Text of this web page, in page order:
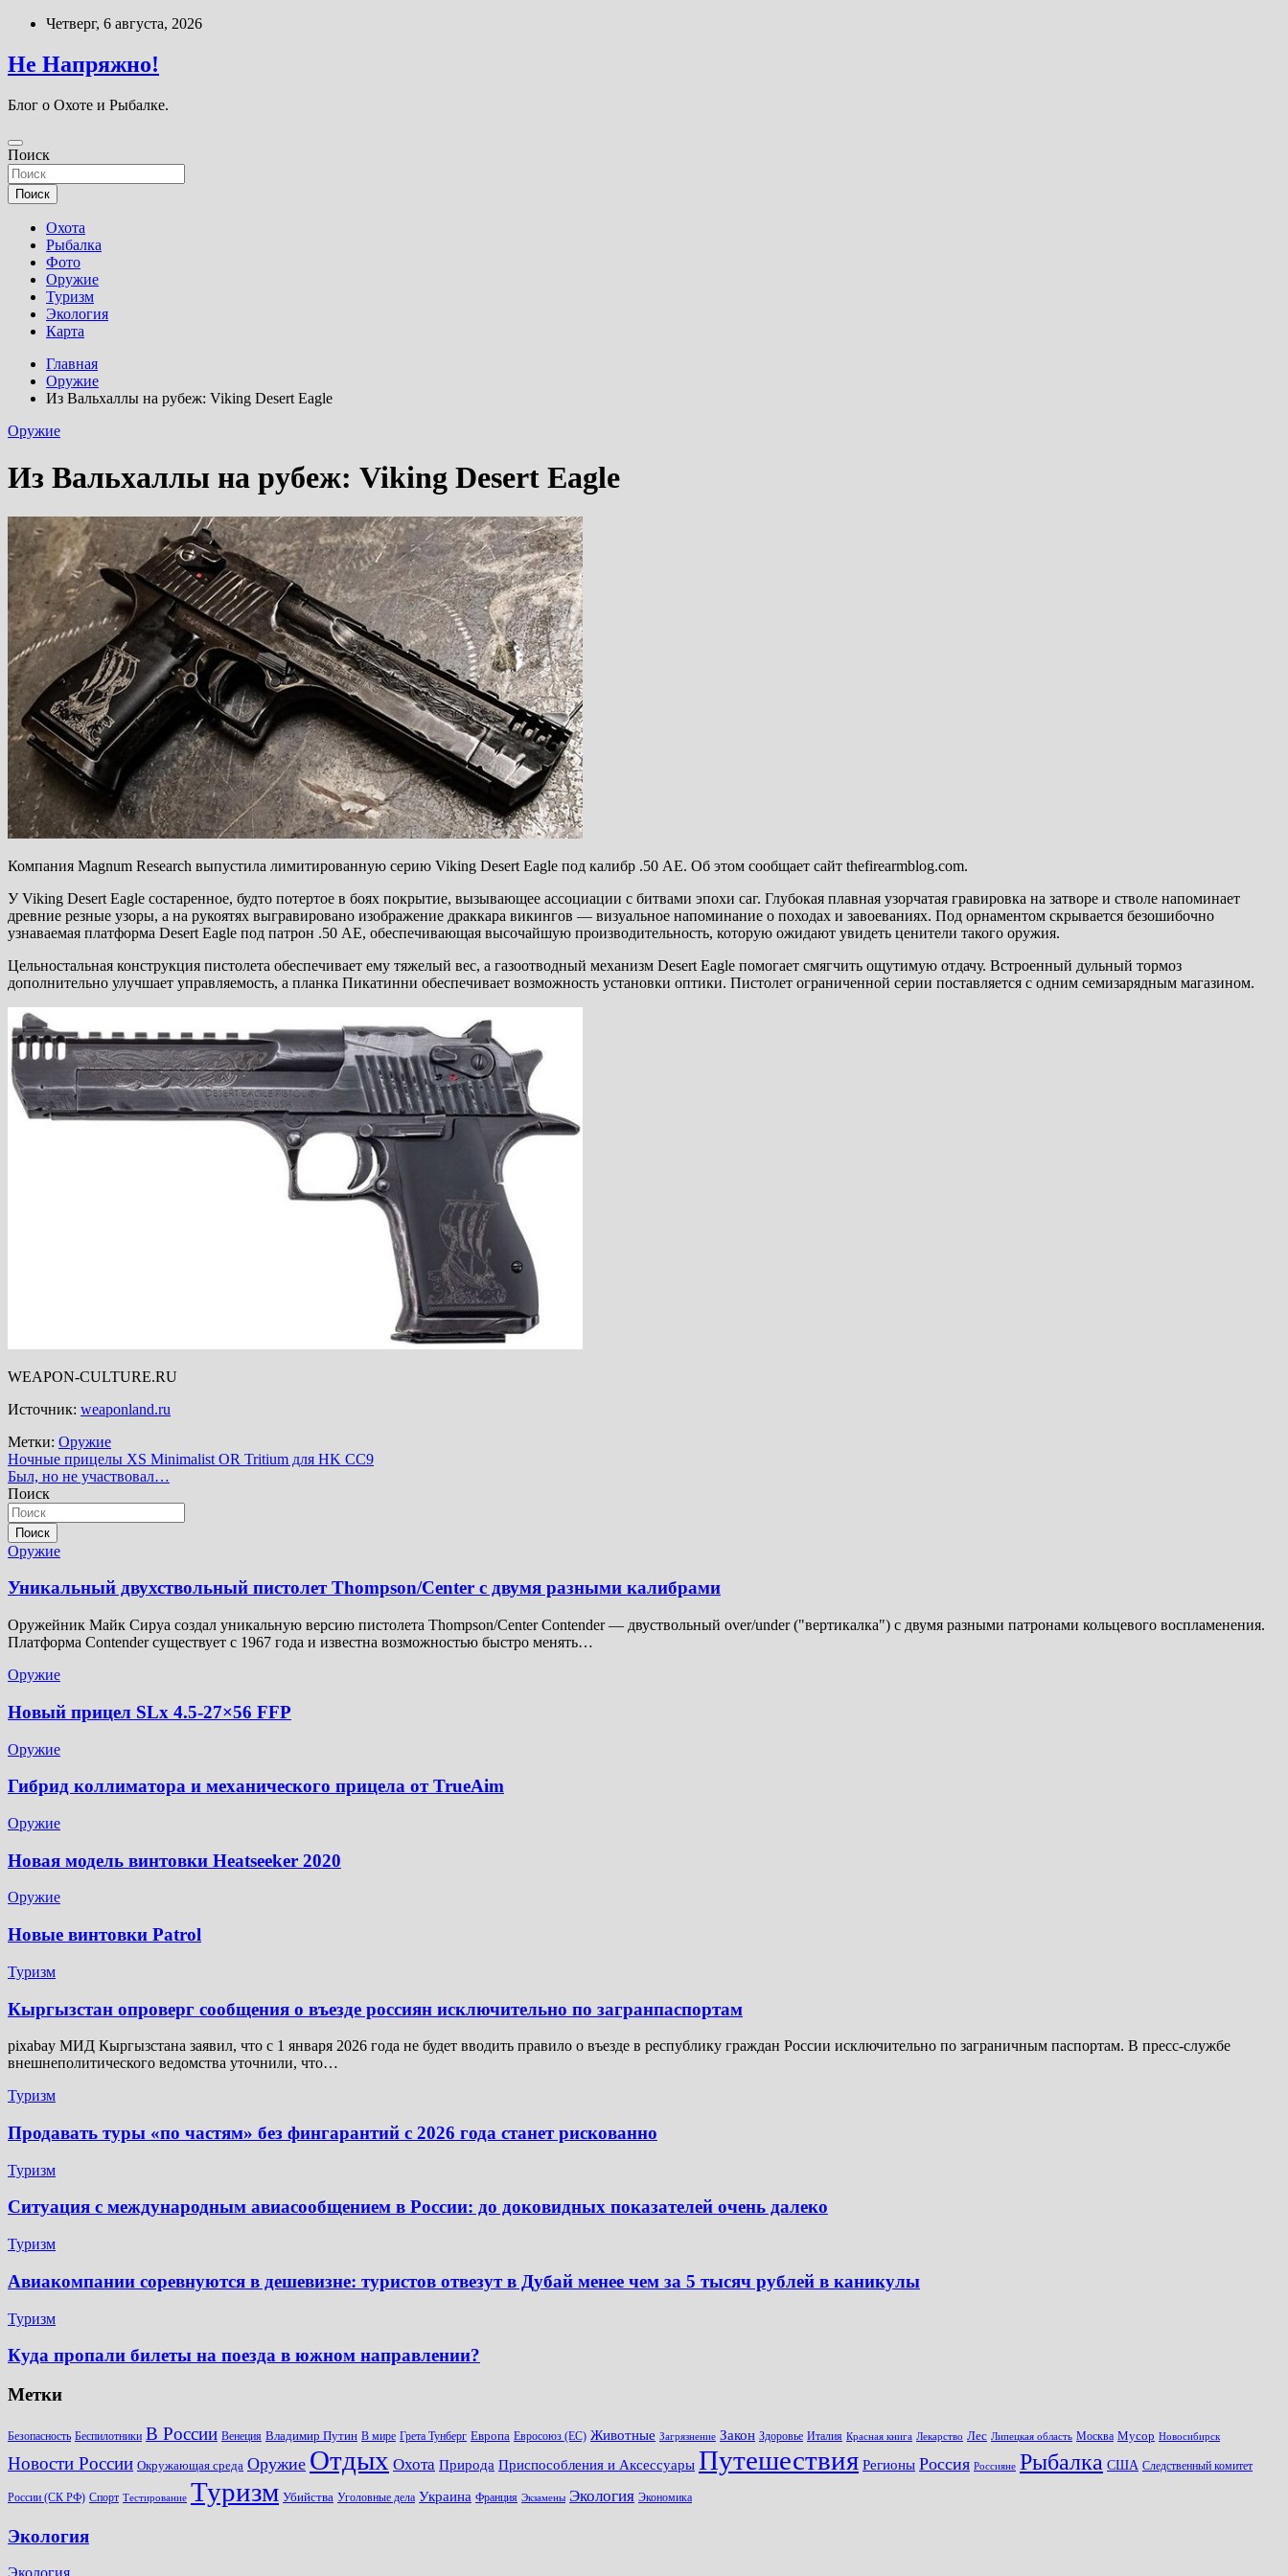
Перейти
содержимому
Четверг, 6 августа, 2026
Не Напряжно!
Блог о Охоте и Рыбалке.
Поиск
Поиск
Охота
Рыбалка
Фото
Оружие
Туризм
Экология
Карта
Главная
Оружие
Из Вальхаллы на рубеж: Viking Desert Eagle
Оружие
Из Вальхаллы на рубеж: Viking Desert Eagle
Компания Magnum Research выпустила лимитированную серию Viking Desert Eagle под калибр .50 AE. Об этом сообщает сайт thefirearmblog.com.
У Viking Desert Eagle состаренное, будто потертое в боях покрытие, вызывающее ассоциации с битвами эпохи саг. Глубокая плавная узорчатая гравировка на затворе и стволе напоминает
древние резные узоры, а на рукоятях выгравировано изображение драккара викингов — визуальное напоминание о походах и завоеваниях. Под орнаментом скрывается безошибочно
узнаваемая платформа Desert Eagle под патрон .50 AE, обеспечивающая высочайшую производительность, которую ожидают увидеть ценители такого оружия.
Цельностальная конструкция пистолета обеспечивает ему тяжелый вес, а газоотводный механизм Desert Eagle помогает смягчить ощутимую отдачу. Встроенный дульный тормоз
дополнительно улучшает управляемость, а планка Пикатинни обеспечивает возможность установки оптики. Пистолет ограниченной серии поставляется с одним семизарядным магазином.
WEAPON-CULTURE.RU
Источник: weaponland.ru
Метки: Оружие
Навигация
по
записям
Ночные прицелы XS Minimalist OR Tritium для HK CC9
Был, но не участвовал…
Поиск
Поиск
Оружие
Уникальный двухствольный пистолет Thompson/Center с двумя разными калибрами
Оружейник Майк Сируа создал уникальную версию пистолета Thompson/Center Contender — двуствольный over/under ("вертикалка") с двумя разными патронами кольцевого воспламенения.
Платформа Contender существует с 1967 года и известна возможностью быстро менять…
Оружие
Новый прицел SLx 4.5-27×56 FFP
Оружие
Гибрид коллиматора и механического прицела от TrueAim
Оружие
Новая модель винтовки Heatseeker 2020
Оружие
Новые винтовки Patrol
Туризм
Кыргызстан опроверг сообщения о въезде россиян исключительно по загранпаспортам
pixabay МИД Кыргызстана заявил, что с 1 января 2026 года не будет вводить правило о въезде в республику граждан России исключительно по заграничным паспортам. В пресс-службе
внешнеполитического ведомства уточнили, что…
Туризм
Продавать туры «по частям» без фингарантий с 2026 года станет рискованно
Туризм
Ситуация с международным авиасообщением в России: до доковидных показателей очень далеко
Туризм
Авиакомпании соревнуются в дешевизне: туристов отвезут в Дубай менее чем за 5 тысяч рублей в каникулы
Туризм
Куда пропали билеты на поезда в южном направлении?
Метки
Безопасность Беспилотники В России Венеция Владимир Путин В мире Грета Тунберг Европа Евросоюз (ЕС) Животные Загрязнение Закон Здоровье Италия Красная книга Лекарство Лес Липецкая область Москва Мусор Новосибирск
Новости России Окружающая среда Оружие Отдых Охота Природа Приспособления и Аксессуары Путешествия Регионы Россия Россияне Рыбалка США Следственный комитет
России (СК РФ) Спорт Тестирование Туризм Убийства Уголовные дела Украина Франция Экзамены Экология Экономика
Экология